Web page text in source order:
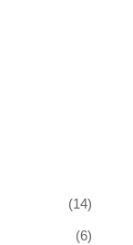
(14)
(6)